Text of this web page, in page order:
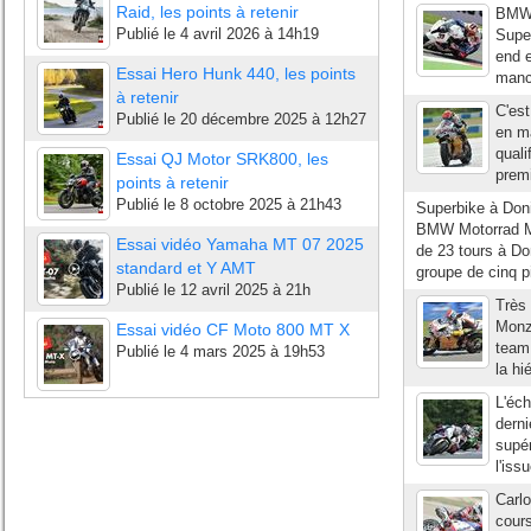
Raid, les points à retenir
Publié le 4 avril 2026 à 14h19
Essai Hero Hunk 440, les points
à retenir
Publié le 20 décembre 2025 à 12h27
Essai QJ Motor SRK800, les
points à retenir
Publié le 8 octobre 2025 à 21h43
Essai vidéo Yamaha MT 07 2025
standard et Y AMT
Publié le 12 avril 2025 à 21h
Essai vidéo CF Moto 800 MT X
Publié le 4 mars 2025 à 19h53
end
en
Superbike à
BMW Motorrad
de 23 tours à
groupe de cinq
Très
la